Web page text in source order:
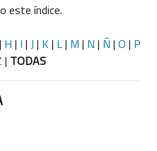
este índice.
| H | I | J | K | L| M | N | Ñ | O | P
| TODAS